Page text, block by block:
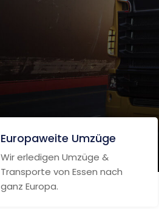
Europaweite Umzüge
Wir erledigen Umzüge &
Transporte von Essen nach
ganz Europa.